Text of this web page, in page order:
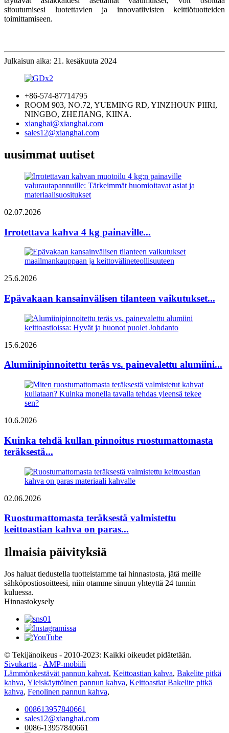
sitoutumisesi luotettavien ja innovatiivisten keittiötuotteiden
toimittamiseen.
Julkaisun aika: 21. kesäkuuta 2024
+86-574-87714795
ROOM 903, NO.72, YUEMING RD, YINZHOUN PIIRI,
NINGBO, ZHEJIANG, KIINA.
xianghai@xianghai.com
sales12@xianghai.com
uusimmat uutiset
02.07.2026
Irrotettava kahva 4 kg painaville...
25.6.2026
Epävakaan kansainvälisen tilanteen vaikutukset...
15.6.2026
Alumiinipinnoitettu teräs vs. painevalettu alumiini...
10.6.2026
Kuinka tehdä kullan pinnoitus ruostumattomasta
teräksestä...
02.06.2026
Ruostumattomasta teräksestä valmistettu
keittoastian kahva on paras...
Ilmaisia ​​päivityksiä
Jos haluat tiedustella tuotteistamme tai hinnastosta, jätä meille
sähköpostiosoitteesi, niin otamme sinuun yhteyttä 24 tunnin
kuluessa.
Hinnastokysely
© Tekijänoikeus - 2010-2023: Kaikki oikeudet pidätetään.
Sivukartta - AMP-mobiili
Lämmönkestävät pannun kahvat, Keittoastian kahva, Bakelite pitkä
kahva, Yleiskäyttöinen pannun kahva, Keittoastiat Bakelite pitkä
kahva, Fenolinen pannun kahva,
008613957840661
sales12@xianghai.com
0086-13957840661